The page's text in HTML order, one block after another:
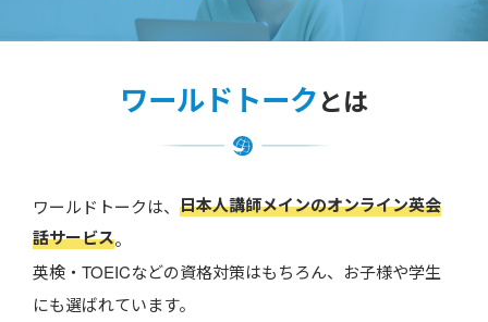
ワールドトークとは
ワールドトークは、 日本人講師メインのオンライン英会
話サービス。
英検・TOEICなどの資格対策はもちろん、お子様や学生
にも選ばれています。